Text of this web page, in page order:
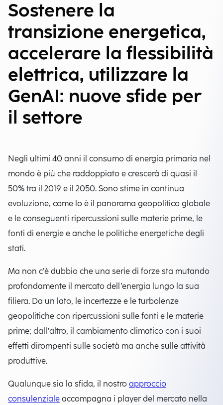
Sostenere la
transizione energetica,
accelerare la flessibilità
elettrica, utilizzare la
GenAI: nuove sfide per
il settore
Negli ultimi 40 anni il consumo di energia primaria nel
mondo è più che raddoppiato e crescerà di quasi il
50% tra il 2019 e il 2050. Sono stime in continua
evoluzione, come lo è il panorama geopolitico globale
e le conseguenti ripercussioni sulle materie prime, le
fonti di energie e anche le politiche energetiche degli
stati.​
Ma non c’è dubbio che una serie di forze sta mutando
profondamente il mercato dell’energia lungo la sua
filiera. Da un lato, le incertezze e le turbolenze
geopolitiche con ripercussioni sulle fonti e le materie
prime; dall’altro, il cambiamento climatico con i suoi
effetti dirompenti sulle società ma anche sulle attività
produttive. ​
Qualunque sia la sfida, il nostro approccio
consulenziale accompagna i player del mercato nella